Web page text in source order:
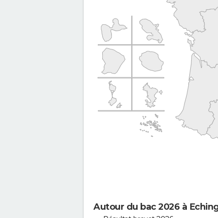
Autour du bac 2026 à